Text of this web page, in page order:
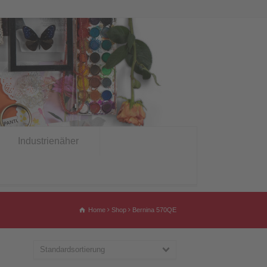
Industrienäher
Home Shop Bernina 570QE
Standardsortierung